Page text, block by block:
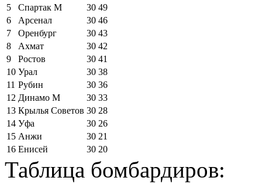
5
Спартак М 30 49
6
Арсенал 30 46
7
Оренбург 30 43
8
Ахмат 30 42
9
Ростов 30 41
10 Урал 30 38
11 Рубин 30 36
12 Динамо М 30 33
13 Крылья Советов 30 28
14 Уфа 30 26
15 Анжи 30 21
16 Енисей 30 20
Таблица бомбардиров: